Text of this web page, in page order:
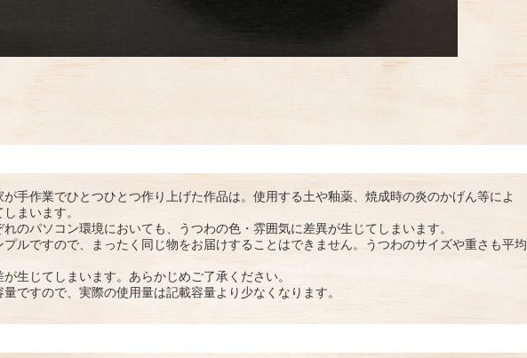
手作業でひとつひとつ作り上げた作品は。使用する土や釉薬、焼成時の炎のかげん等によ
まいます。
のパソコン環境においても、うつわの色・雰囲気に差異が生じてしまいます。
ルですので、まったく同じ物をお届けすることはできません。うつわのサイズや重さも平均
生じてしまいます。あらかじめご了承ください。
ですので、実際の使用量は記載容量より少なくなります。